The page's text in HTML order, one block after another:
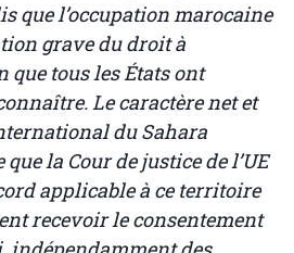
que l’occupation marocaine
grave du droit à
que tous les États ont
Le caractère net et
du Sahara
la Cour de justice de l’UE
applicable à ce territoire
recevoir le consentement